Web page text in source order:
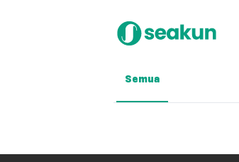
Semua